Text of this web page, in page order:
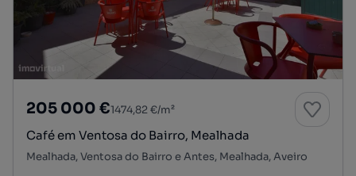
205 000 €1474,82 €/m²
Café em Ventosa do Bairro, Mealhada
Mealhada, Ventosa do Bairro e Antes, Mealhada, Aveiro